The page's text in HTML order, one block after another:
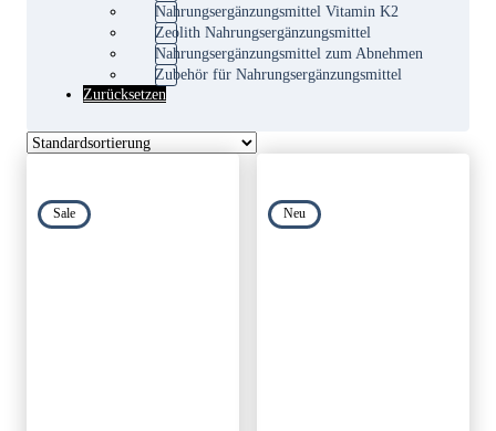
Nahrungsergänzungsmittel Vitamin K2
Zeolith Nahrungsergänzungsmittel
Nahrungsergänzungsmittel zum Abnehmen
Zubehör für Nahrungsergänzungsmittel
Zurücksetzen
Sale Neu